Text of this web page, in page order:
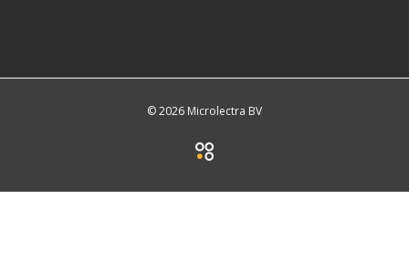
© 2026 Microlectra BV